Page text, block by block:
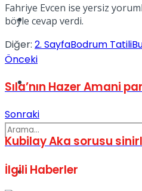
Dünya
Türkiye
Podcast
No Result
Fahriye Evcen ise yersiz
böyle cevap verdi.
Diğer: 2. SayfaBodrum Tatili
Önceki
Sıla’nın Hazer Amani
Sonraki
Kubilay Aka sorusu
İlgili Haberler